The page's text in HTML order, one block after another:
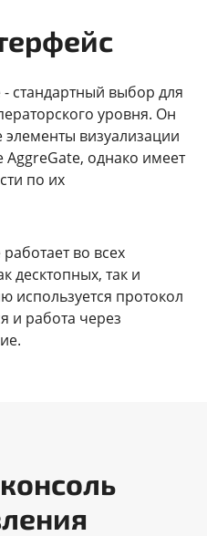
стандартный выбор для
уровня. Он
визуализации
однако имеет
по их
во всех
десктопных, так и
протокол
и работа через